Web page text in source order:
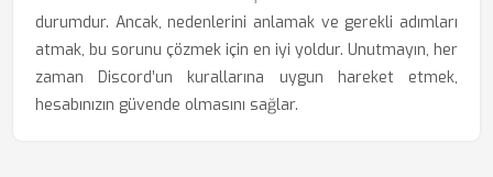
durumdur. Ancak, nedenlerini anlamak ve gerekli adımları
atmak, bu sorunu çözmek için en iyi yoldur. Unutmayın, her
zaman Discord’un kurallarına uygun hareket etmek,
hesabınızın güvende olmasını sağlar.